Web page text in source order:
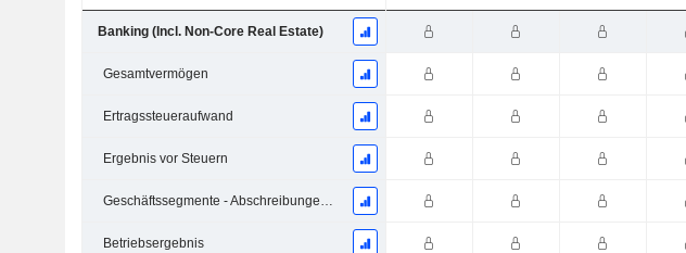
Banking (Incl. Non-Core Real Estate)
Gesamtvermögen
Ertragssteueraufwand
Ergebnis vor Steuern
Geschäftssegmente - Abschreibungen und Wertminderungen
Betriebsergebnis